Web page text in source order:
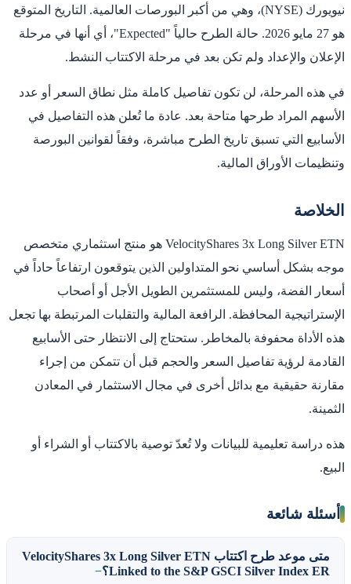
نيويورك (NYSE)، وهي من أكبر البورصات العالمية. التاريخ المتوقع
هو 27 مايو 2026. حالة الطرح حالياً "Expected"، أي أنها في مرحلة
الإعلان والإعداد ولم تكن بعد في مرحلة الاكتتاب النشط.
في هذه المرحلة، لن تكون تفاصيل كاملة مثل نطاق السعر أو عدد
الأسهم المراد طرحها متاحة بعد. عادة ما تُعلن هذه التفاصيل في
الأسابيع التي تسبق تاريخ الطرح مباشرة، وفقاً لقوانين البورصة
وتنظيمات الأوراق المالية.
الخلاصة
VelocityShares 3x Long Silver ETN هو منتج استثماري متخصص
موجه بشكل أساسي نحو المتداولين الذين يتوقعون ارتفاعاً حاداً في
أسعار الفضة، وليس للمستثمرين الطويل الأجل أو أصحاب
الإستراتيجية المحافظة. الرافعة المالية والتقلبات المرتبطة بها تجعل
هذه الأداة محفوفة بالمخاطر. ستحتاج إلى الانتظار حتى الأسابيع
القادمة لرؤية تفاصيل السعر والحجم قبل أن تتمكن من إجراء
مقارنة حقيقية مع بدائل أخرى في مجال الاستثمار في المعادن
الثمينة.
هذه دراسة تعليمية للبيانات ولا تُعدّ توصية بالاكتتاب أو الشراء أو
البيع.
أسئلة شائعة
متى موعد طرح اكتتاب VelocityShares 3x Long Silver ETN
Linked to the S&P GSCI Silver Index ER؟